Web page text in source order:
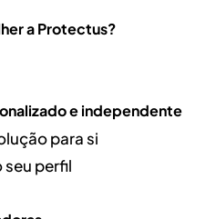
a Protectus?
e independente
para si
perfil